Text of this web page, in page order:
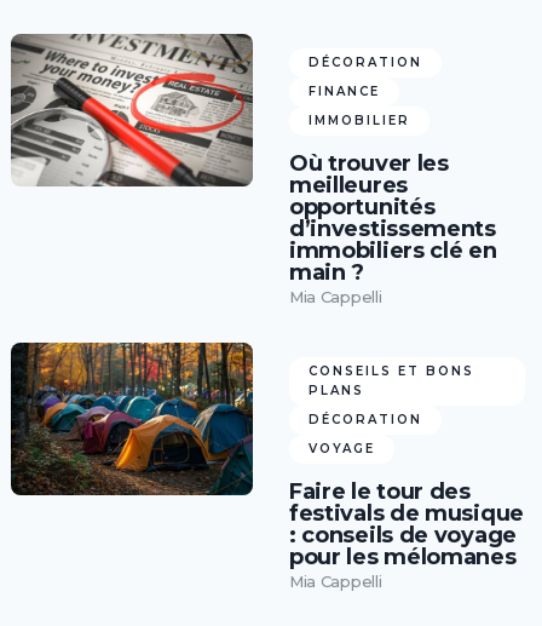
DÉCORATION
FINANCE
IMMOBILIER
Où trouver les
meilleures
opportunités
d’investissements
immobiliers clé en
main ?
Mia Cappelli
CONSEILS ET BONS
PLANS
DÉCORATION
VOYAGE
Faire le tour des
festivals de musique
: conseils de voyage
pour les mélomanes
Mia Cappelli